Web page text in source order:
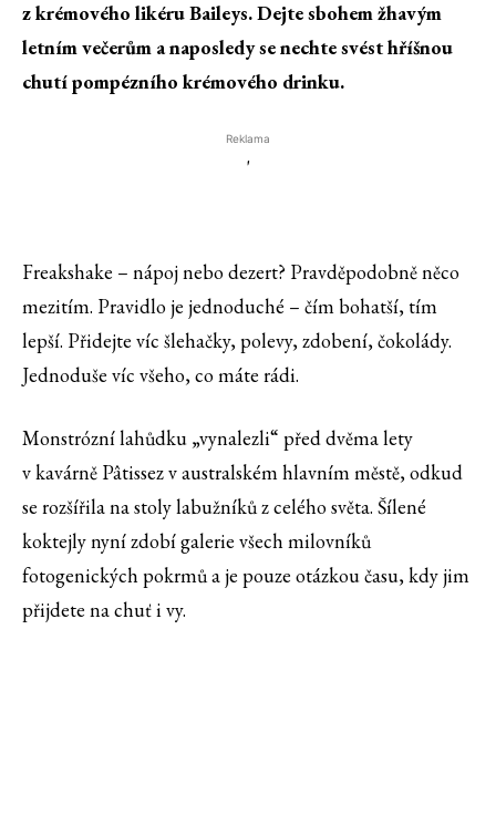
z krémového likéru Baileys. Dejte sbohem žhavým
letním večerům a naposledy se nechte svést hříšnou
chutí pompézního krémového drinku.
Reklama
'
Freakshake – nápoj nebo dezert? Pravděpodobně něco
mezitím. Pravidlo je jednoduché – čím bohatší, tím
lepší. Přidejte víc šlehačky, polevy, zdobení, čokolády.
Jednoduše víc všeho, co máte rádi.
Monstrózní lahůdku „vynalezli“ před dvěma lety
v kavárně Pâtissez v australském hlavním městě, odkud
se rozšířila na stoly labužníků z celého světa. Šílené
koktejly nyní zdobí galerie všech milovníků
fotogenických pokrmů a je pouze otázkou času, kdy jim
přijdete na chuť i vy.